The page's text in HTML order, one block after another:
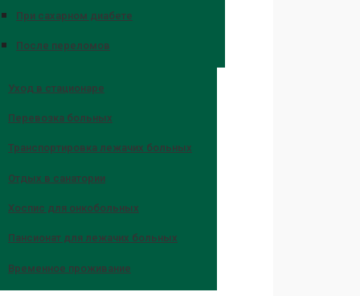
При сахарном диабете
После переломов
Уход в стационаре
Перевозка больных
Транспортировка лежачих больных
Отдых в санатории
Хоспис для онкобольных
Пансионат для лежачих больных
Временное проживание